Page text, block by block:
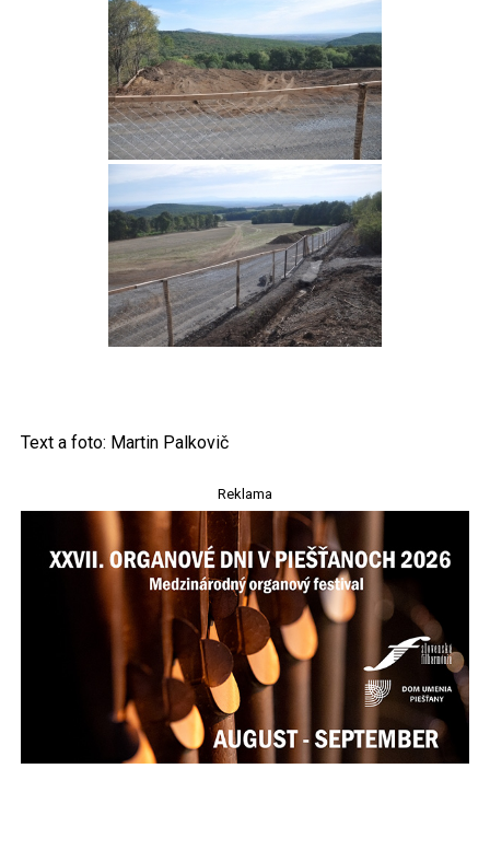
Text a foto: Martin Palkovič
Reklama